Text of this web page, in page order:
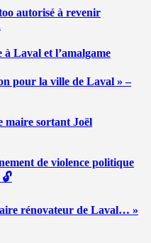
autorisé à revenir
Laval et l’amalgame
pour la ville de Laval » –
maire sortant Joël
de violence politique
rénovateur de Laval… »